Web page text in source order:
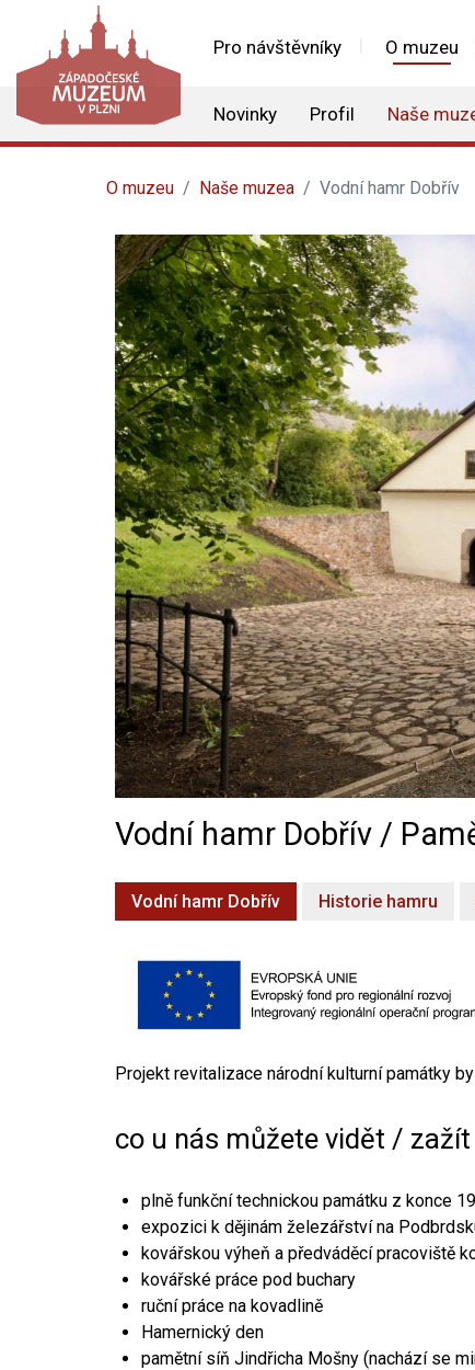
Pro návštěvníky O muzeu
Novinky Profil Naše
O muzeu Naše muzea Vodní hamr Dobřív
Vodní hamr Dobřív /
Vodní hamr Dobřív Historie hamru
Projekt revitalizace národní kulturní památky
co u nás můžete vidět / zažít
plně funkční technickou památku z konce
expozici k dějinám železářství na
kovářskou výheň a předváděcí pracoviště
kovářské práce pod buchary
ruční práce na kovadlině
Hamernický den
pamětní síň Jindřicha Mošny (nachází se